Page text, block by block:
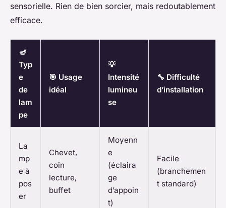
sensorielle. Rien de bien sorcier, mais redoutablement
efficace.
🪔
Typ
e
de
lam
pe
🎯 Usage
idéal
💡
Intensité
lumineu
se
🔧 Difficulté
d’installation
La
mp
e à
pos
er
Chevet,
coin
lecture,
buffet
Moyenn
e
(éclaira
ge
d’appoin
t)
Facile
(branchemen
t standard)